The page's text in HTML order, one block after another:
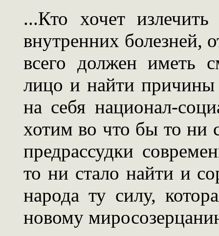
...Кто хочет
внутренних болезней,
всего должен иметь
лицо и найти причины
на себя национал-
хотим во что бы то ни
предрассудки
то ни стало найти и
народа ту силу,
новому